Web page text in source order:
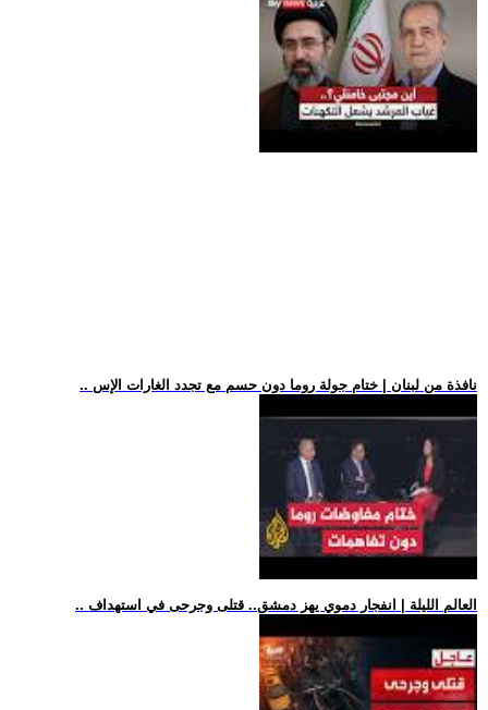
.. نافذة من لبنان | ختام جولة روما دون حسم مع تجدد الغارات الإس
.. العالم الليلة | انفجار دموي يهز دمشق.. قتلى وجرحى في استهداف